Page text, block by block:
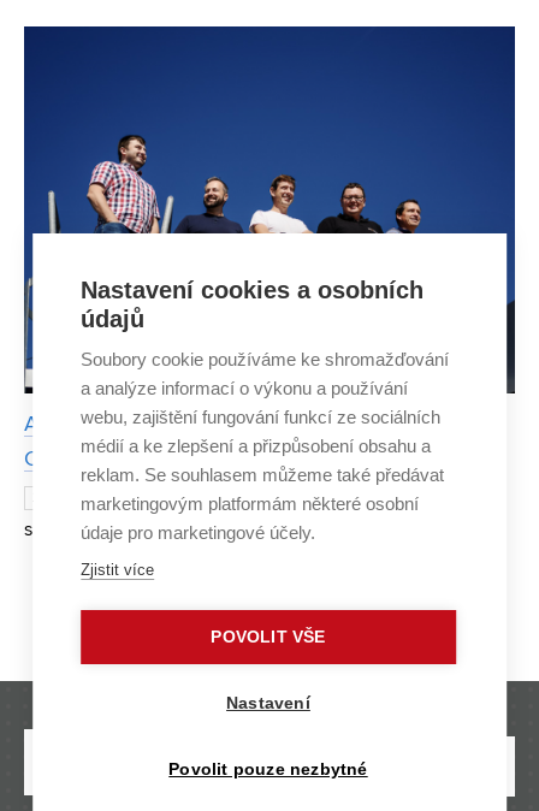
rekonstruovat památkově chráněný Maxmiliánův dvůr v
Absolventi VUT se podílí na revoluci v logistice.
Chystají infrastrukturu pro doručování zásilek drony
27. ZÁŘÍ 2023
Absolventi hned tří fakult VUT se sešli ve
společnosti 3L Robotics, aby společně naprojektovali
první helipad pro doručování zásilek pomocí dronů v
Strana 1/4 1 2 3 4 »
Nastavení cookies a osobních
údajů
Soubory cookie používáme ke shromažďování
a analýze informací o výkonu a používání
webu, zajištění fungování funkcí ze sociálních
médií a ke zlepšení a přizpůsobení obsahu a
reklam. Se souhlasem můžeme také předávat
marketingovým platformám některé osobní
údaje pro marketingové účely.
Zjistit více
POVOLIT VŠE
Nastavení
Povolit pouze nezbytné